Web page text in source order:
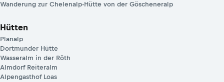
Wanderung zur Chelenalp-Hütte von der Göscheneralp
Hütten
Planalp
Dortmunder Hütte
Wasseralm in der Röth
Almdorf Reiteralm
Alpengasthof Loas